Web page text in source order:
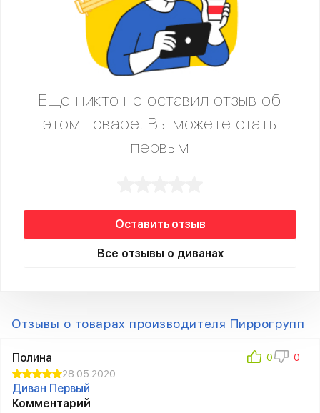
Еще никто не оставил отзыв об
этом товаре. Вы можете стать
первым
Оставить отзыв
Все отзывы о диванах
Отзывы о товарах производителя Пиррогрупп
Полина
28.05.2020
Диван Первый
Комментарий